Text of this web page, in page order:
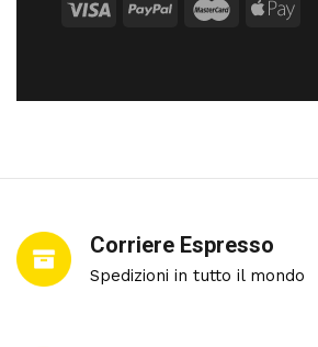
Corriere Espresso
Spedizioni in tutto il mondo